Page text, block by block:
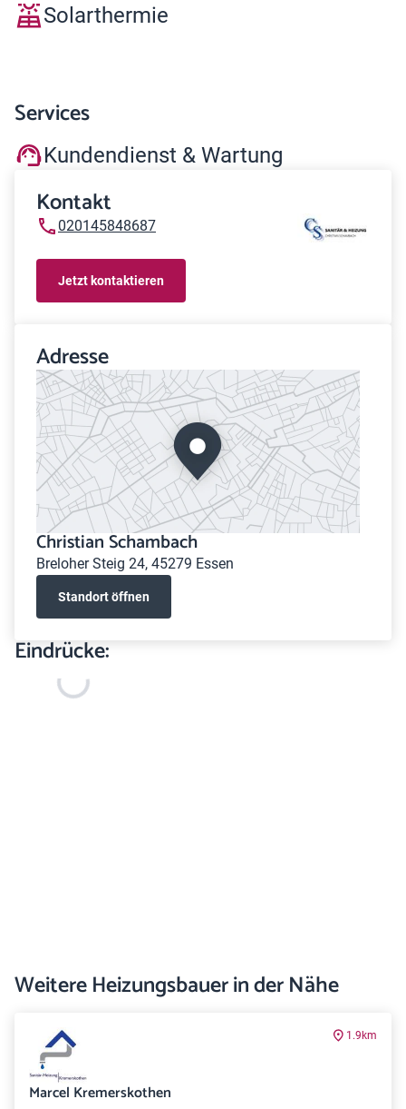
Solarthermie
Services
Kundendienst & Wartung
Kontakt
020145848687
Jetzt kontaktieren
Adresse
Christian Schambach
Breloher Steig 24, 45279 Essen
Standort öffnen
Eindrücke:
Weitere Heizungsbauer in der Nähe
1.9km
Marcel Kremerskothen